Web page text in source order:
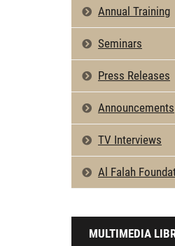
Annual Training
Seminars
Press Releases
Announcements
TV Interviews
Al Falah
MULTIMEDIA